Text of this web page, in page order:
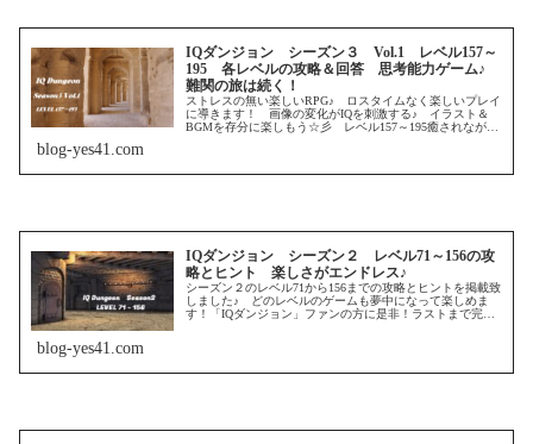
IQダンジョン シーズン３ Vol.1 レベル157～
195 各レベルの攻略＆回答 思考能力ゲーム♪
難関の旅は続く！
ストレスの無い楽しいRPG♪ ロスタイムなく楽しいプレイ
に導きます！ 画像の変化がIQを刺激する♪ イラスト＆
BGMを存分に楽しもう☆彡 レベル157～195癒されながら
blog-yes41.com
IQダンジョン シーズン２ レベル71～156の攻
略とヒント 楽しさがエンドレス♪
シーズン２のレベル71から156までの攻略とヒントを掲載致
しました♪ どのレベルのゲームも夢中になって楽しめま
す！「IQダンジョン」ファンの方に是非！ラストまで完結
blog-yes41.com